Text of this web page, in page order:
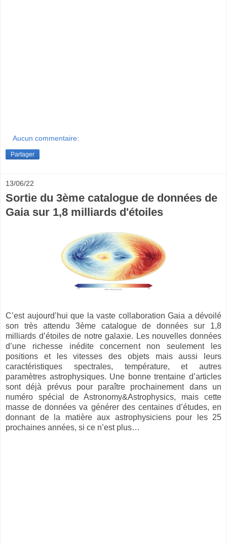
Aucun commentaire:
Partager
13/06/22
Sortie du 3ème catalogue de données de
Gaia sur 1,8 milliards d'étoiles
C’est aujourd’hui que la vaste collaboration Gaia a dévoilé
son très attendu 3ème catalogue de données sur 1,8
milliards d’étoiles de notre galaxie. Les nouvelles données
d’une richesse inédite concernent non seulement les
positions et les vitesses des objets mais aussi leurs
caractéristiques spectrales, température, et autres
paramètres astrophysiques. Une bonne trentaine d’articles
sont déjà prévus pour paraître prochainement dans un
numéro spécial de Astronomy&Astrophysics, mais cette
masse de données va générer des centaines d’études, en
donnant de la matière aux astrophysiciens pour les 25
prochaines années, si ce n’est plus…